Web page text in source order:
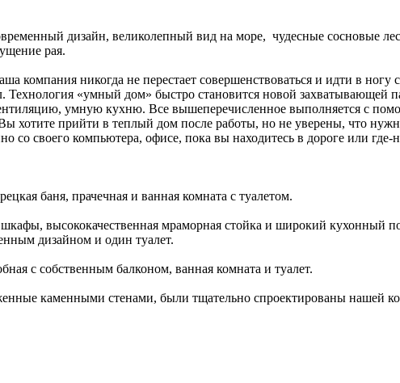
дизайн, великолепный вид на море, чудесные сосновые
рая.
компания никогда не перестает совершенствоваться и идти в
Технология «умный дом» быстро становится новой
умную кухню. Все вышеперечисленное выполняется с
Вы хотите прийти в теплый дом после работы, но не уверены,
со своего компьютера, офисе, пока вы находитесь в дороге или где-
баня, прачечная и ванная комната с туалетом.
высококачественная мраморная стойка и широкий кухонный
дизайном и один туалет.
с собственным балконом, ванная комната и туалет.
каменными стенами, были тщательно спроектированы нашей